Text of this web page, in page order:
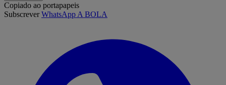
Copiado ao portapapeis
SubscreverWhatsApp A BOLA